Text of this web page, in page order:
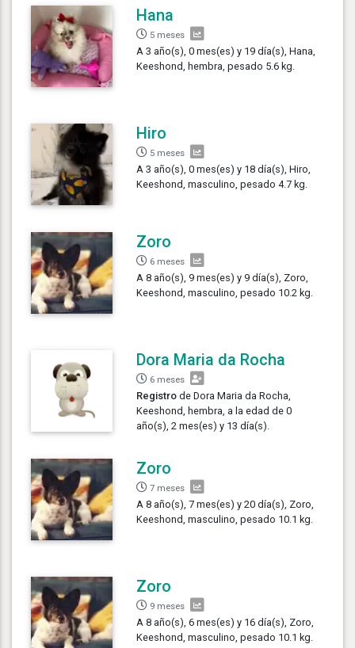
Hana
5 meses
A 3 año(s), 0 mes(es) y 19 día(s), Hana,
Keeshond, hembra, pesado 5.6 kg.
Hiro
5 meses
A 3 año(s), 0 mes(es) y 18 día(s), Hiro,
Keeshond, masculino, pesado 4.7 kg.
Zoro
6 meses
A 8 año(s), 9 mes(es) y 9 día(s), Zoro,
Keeshond, masculino, pesado 10.2 kg.
Dora Maria da Rocha
6 meses
Registro de Dora Maria da Rocha,
Keeshond, hembra, a la edad de 0
año(s), 2 mes(es) y 13 día(s).
Zoro
7 meses
A 8 año(s), 7 mes(es) y 20 día(s), Zoro,
Keeshond, masculino, pesado 10.1 kg.
Zoro
9 meses
A 8 año(s), 6 mes(es) y 16 día(s), Zoro,
Keeshond, masculino, pesado 10.1 kg.